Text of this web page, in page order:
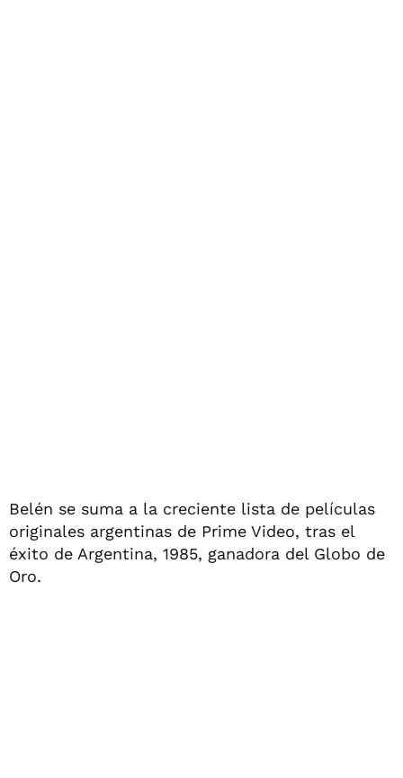
Belén se suma a la creciente lista de películas
originales argentinas de Prime Video, tras el
éxito de Argentina, 1985, ganadora del Globo de
Oro.